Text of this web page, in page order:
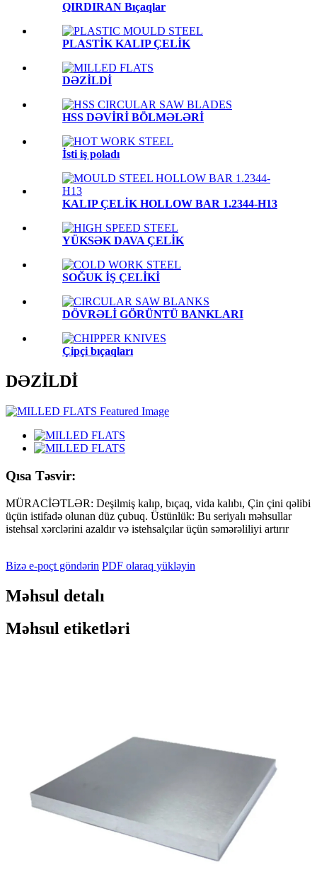
QIRDIRAN Bıçaqlar
PLASTİK KALIP ÇELİK
DƏZİLDİ
HSS DƏVİRİ BÖLMƏLƏRİ
İsti iş poladı
KALIP ÇELİK HOLLOW BAR 1.2344-H13
YÜKSƏK DAVA ÇELİK
SOĞUK İŞ ÇELİKİ
DÖVRƏLİ GÖRÜNTÜ BANKLARI
Çipçi bıçaqları
DƏZİLDİ
Qısa Təsvir:
MÜRACİƏTLƏR: Deşilmiş kalıp, bıçaq, vida kalıbı, Çin çini qəlibi
üçün istifadə olunan düz çubuq. Üstünlük: Bu seriyalı məhsullar
istehsal xərclərini azaldır və istehsalçılar üçün səmərəliliyi artırır
Bizə e-poçt göndərin PDF olaraq yükləyin
Məhsul detalı
Məhsul etiketləri